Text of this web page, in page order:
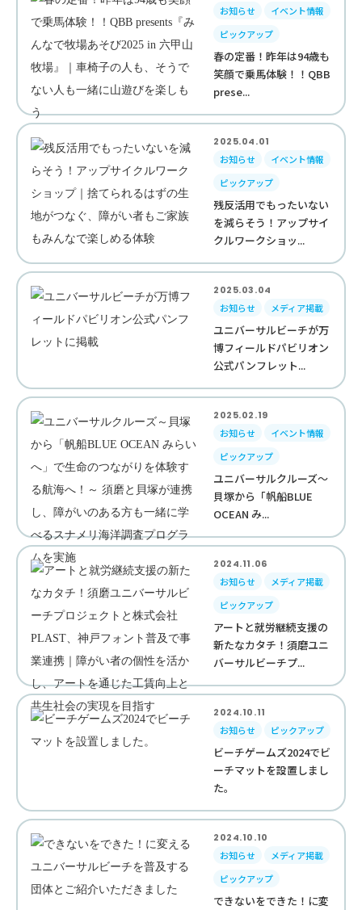
お知らせ
イベント情報
ピックアップ
春の定番！昨年は94歳も
笑顔で乗馬体験！！QBB
prese...
2025.04.01
お知らせ
イベント情報
ピックアップ
残反活用でもったいない
を減らそう！アップサイ
クルワークショッ...
2025.03.04
お知らせ
メディア掲載
ユニバーサルビーチが万
博フィールドパビリオン
公式パンフレット...
2025.02.19
お知らせ
イベント情報
ピックアップ
ユニバーサルクルーズ～
貝塚から「帆船BLUE
OCEAN み...
2024.11.06
お知らせ
メディア掲載
ピックアップ
アートと就労継続支援の
新たなカタチ！須磨ユニ
バーサルビーチプ...
2024.10.11
お知らせ
ピックアップ
ビーチゲームズ2024でビ
ーチマットを設置しまし
た。
2024.10.10
お知らせ
メディア掲載
ピックアップ
できないをできた！に変